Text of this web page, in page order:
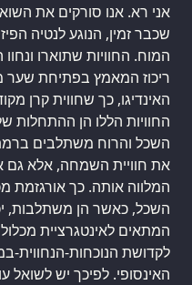
אני רא. אנו סורקים את
שכבר זמין, הנוגע לנטיה
המוח. החוויות שתוארו
ריכוז המאמץ בפתיחת שער
האינדיגו, כך שחווית קרן
החוויות הללו הן
השכל והרוח משתלבים
את חוויית השמחה, אלא גם
המלווה אותה. כך אורגזמת
השכל, כאשר הן משתלבות,
המתאים לאינטגרציית
לקדושת הנוכחות-
האינסופי. לפיכך יש